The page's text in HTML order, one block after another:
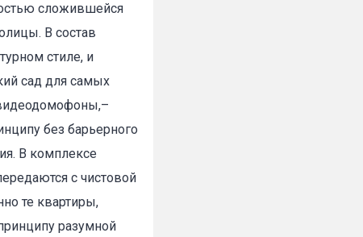
сложившейся
В состав
стиле, и
сад для самых
без барьерного
В комплексе
с чистовой
те квартиры,
разумной